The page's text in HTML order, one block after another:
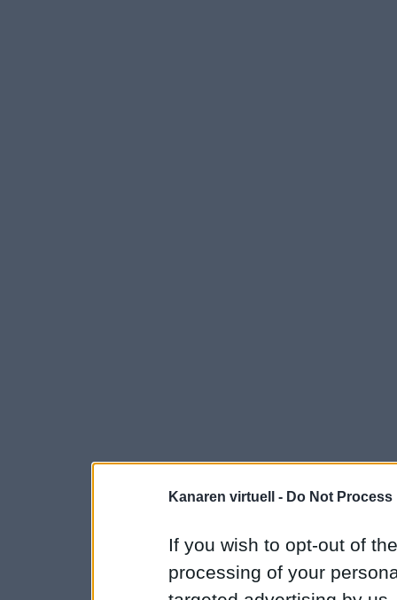
Kanaren virtuell - Do Not
If you wish to opt-out of
processing of your